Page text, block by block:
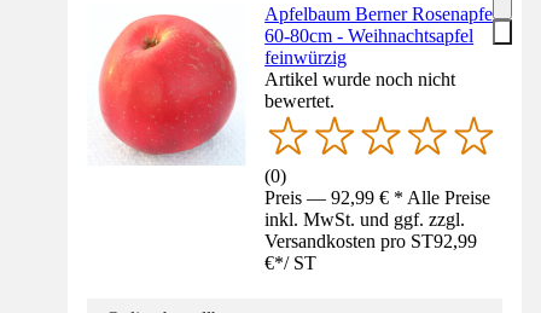
Apfelbaum Berner Rosenapfel
60-80cm - Weihnachtsapfel
feinwürzig
Artikel wurde noch nicht
bewertet.
(0)
Preis — 92,99 € * Alle Preise
inkl. MwSt. und ggf. zzgl.
Versandkosten pro ST92,99
€*/ ST